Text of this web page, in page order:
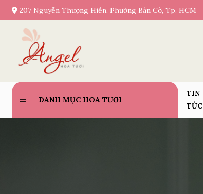
207 Nguyễn Thượng Hiền, Phường Bàn Cờ, Tp. HCM
DANH MỤC HOA TƯƠI
TIN
TỨC